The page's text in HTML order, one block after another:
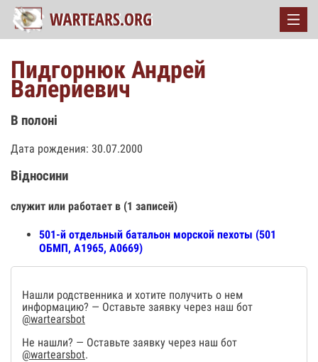
Пидгорнюк Андрей
Валериевич
В полоні
Дата рождения: 30.07.2000
Відносини
служит или работает в (1 записей)
501-й отдельный батальон морской пехоты (501
ОБМП, А1965, А0669)
Нашли родственника и хотите получить о нем
информацию? — Оставьте заявку через наш бот
@wartearsbot
Не нашли? — Оставьте заявку через наш бот
@wartearsbot.